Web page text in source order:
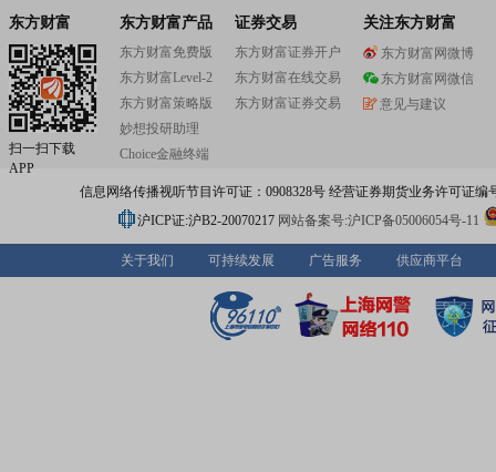
东方财富
扫一扫下载
APP
东方财富产品
东方财富免费版
东方财富Level-2
东方财富策略版
妙想投研助理
Choice金融终端
证券交易
东方财富证券开户
东方财富在线交易
东方财富证券交易
关注东方财富
东方财富网微博
东方财富网微信
意见与建议
信息网络传播视听节目许可证：0908328号 经营证券期货业务许可证编
沪ICP证:沪B2-20070217 网站备案号:沪ICP备05006054号-11
关于我们 可持续发展 广告服务 供应商平台